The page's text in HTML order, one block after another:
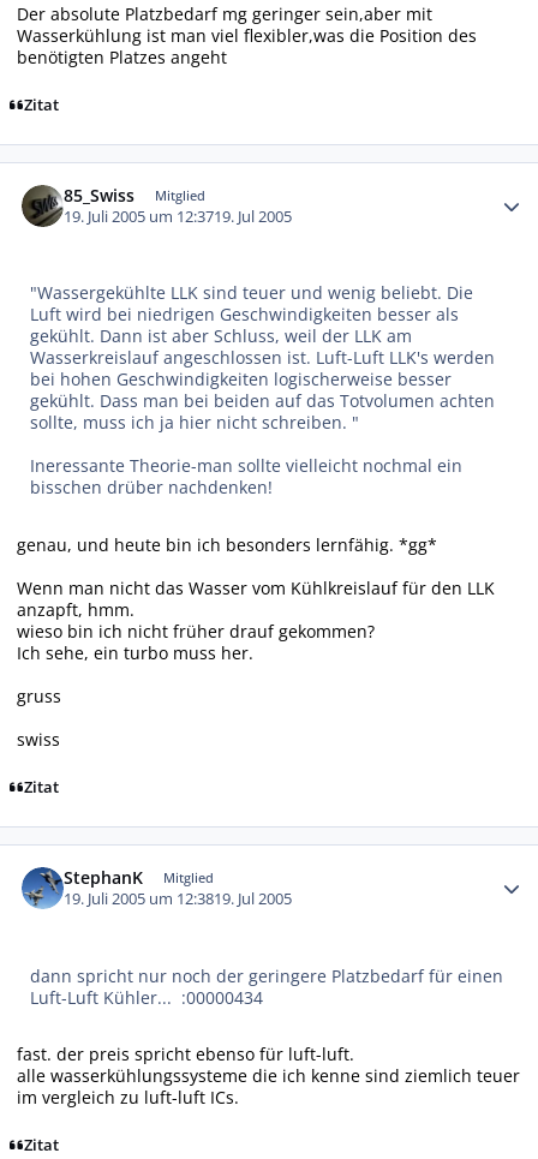
Der absolute Platzbedarf mg geringer sein,aber mit
Wasserkühlung ist man viel flexibler,was die Position des
benötigten Platzes angeht
Zitat
85_Swiss Mitglied
19. Juli 2005 um 12:3719. Jul 2005
"Wassergekühlte LLK sind teuer und wenig beliebt. Die
Luft wird bei niedrigen Geschwindigkeiten besser als
gekühlt. Dann ist aber Schluss, weil der LLK am
Wasserkreislauf angeschlossen ist. Luft-Luft LLK's werden
bei hohen Geschwindigkeiten logischerweise besser
gekühlt. Dass man bei beiden auf das Totvolumen achten
sollte, muss ich ja hier nicht schreiben. "
Ineressante Theorie-man sollte vielleicht nochmal ein
bisschen drüber nachdenken!
genau, und heute bin ich besonders lernfähig. *gg*
Wenn man nicht das Wasser vom Kühlkreislauf für den LLK
anzapft, hmm.
wieso bin ich nicht früher drauf gekommen?
Ich sehe, ein turbo muss her.
gruss
swiss
Zitat
StephanK Mitglied
19. Juli 2005 um 12:3819. Jul 2005
dann spricht nur noch der geringere Platzbedarf für einen
Luft-Luft Kühler... :00000434
fast. der preis spricht ebenso für luft-luft.
alle wasserkühlungssysteme die ich kenne sind ziemlich teuer
im vergleich zu luft-luft ICs.
Zitat